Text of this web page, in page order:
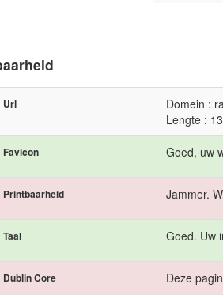
Url
Domein :
Lengte : 13
Favicon Goed, uw
Printbaarheid Jammer.
Taal Goed. Uw
Dublin Core Deze